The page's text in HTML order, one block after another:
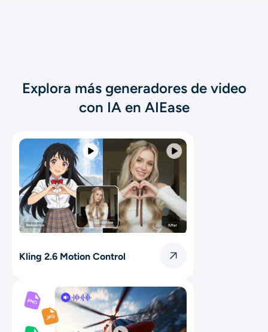
Explora más generadores de video
con IA en AIEase
Kling 2.6 Motion Control